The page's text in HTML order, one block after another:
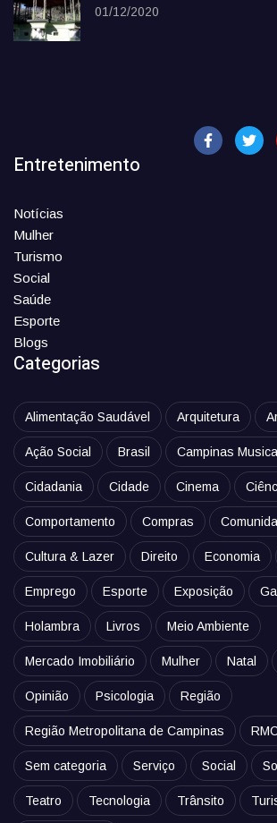
01/12/2020
Entretenimento
Notícias
Mulher
Turismo
Social
Saúde
Esporte
Blogs
Categorias
Alimentação Saudável Arquitetura
Ação Social Brasil Campinas Musical
Cidadania Cidade Cinema
Comportamento Compras
Cultura & Lazer Direito Economia
Emprego Esporte Exposição
Holambra Livros Meio Ambiente
Mercado Imobiliário Mulher Natal
Opinião Psicologia Região
Região Metropolitana de Campinas
Sem categoria Serviço Social
Teatro Tecnologia Trânsito